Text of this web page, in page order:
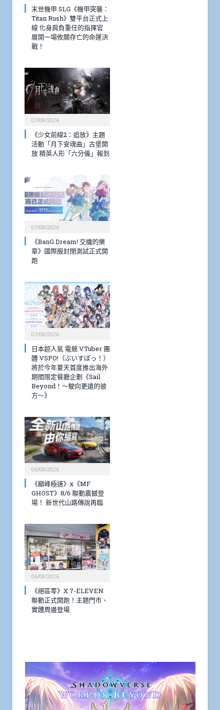
末世機甲 SLG《機甲突襲：
Titan Rush》雙平台正式上
線 化身肩負重任的指揮官
展開一場攸關存亡的命運決
戰！
07/08/2026
《少女前線2：追放》主題
活動「月下安魂曲」古堡開
放 精英人形「六分儀」報到
07/08/2026
《BanG Dream! 交織的樂
章》國際服封閉測試正式開
跑
07/08/2026
日本超人氣 電競 VTuber 團
體 VSPO!（ぶいすぽっ！）
將於今年夏天首度推出海外
期間限定餐廳企劃《Sail
Beyond！～駛向更遠的彼
方～》
06/08/2026
《巔峰極速》x《MF
GHOST》8/6 聯動震撼登
場！ 新世代山路傳說再臨
06/08/2026
《絕區零》X 7-ELEVEN
聯動正式開跑！主題門市、
實體周邊登場